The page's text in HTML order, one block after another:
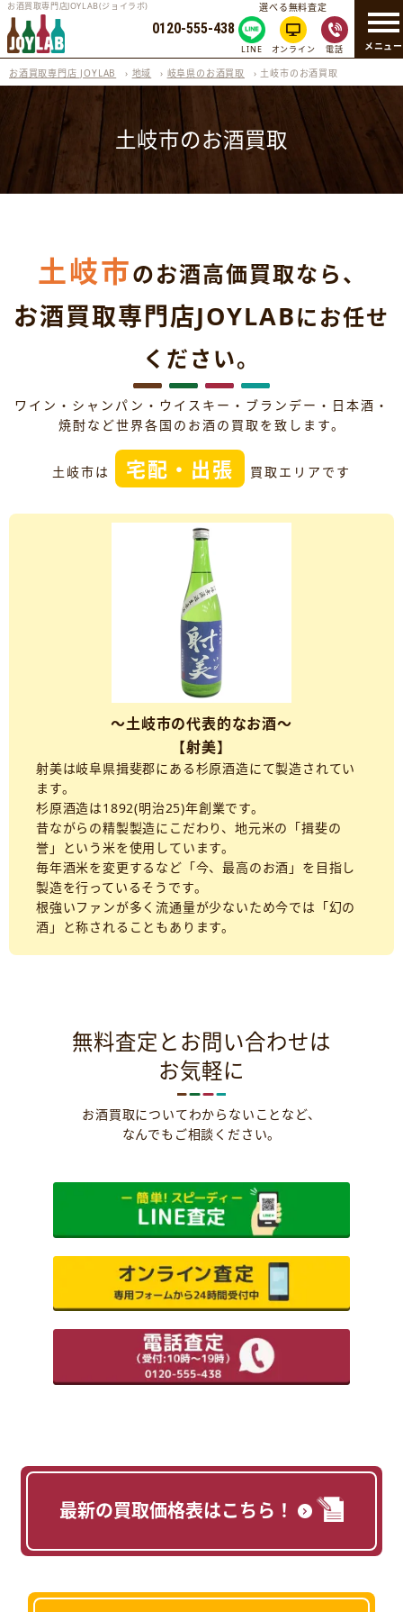
メニュー
お酒買取専門店JOYLAB(ジョイラボ)
0120-555-438
選べる無料査定
LINE オンライン 電話
お酒買取専門店 JOYLAB › 地域 › 岐阜県のお酒買取 › 土岐市のお酒買取
土岐市のお酒買取
土岐市のお酒高価買取なら、
お酒買取専門店JOYLABにお任せ
ください。
ワイン・シャンパン・ウイスキー・ブランデー・日本酒・
焼酎など世界各国のお酒の買取を致します。
土岐市は 宅配・出張 買取エリアです
～土岐市の代表的なお酒～
【射美】
射美は岐阜県揖斐郡にある杉原酒造にて製造されてい
ます。
杉原酒造は1892(明治25)年創業です。
昔ながらの精製製造にこだわり、地元米の「揖斐の
誉」という米を使用しています。
毎年酒米を変更するなど「今、最高のお酒」を目指し
製造を行っているそうです。
根強いファンが多く流通量が少ないため今では「幻の
酒」と称されることもあります。
無料査定とお問い合わせは
お気軽に
お酒買取についてわからないことなど、
なんでもご相談ください。
最新の買取価格表はこちら！